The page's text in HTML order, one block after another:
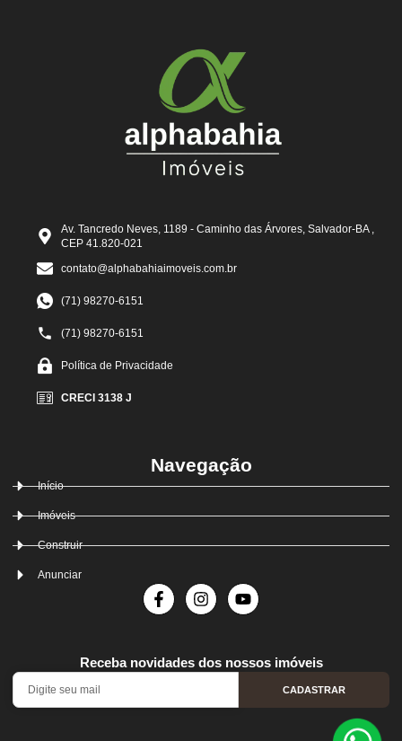
Av. Tancredo Neves, 1189 - Caminho das Árvores, Salvador-BA ,
CEP 41.820-021
contato@alphabahiaimoveis.com.br
(71) 98270-6151
(71) 98270-6151
Política de Privacidade
CRECI 3138 J
Navegação
Início
Imóveis
Construir
Anunciar
Receba novidades dos nossos imóveis
CADASTRAR